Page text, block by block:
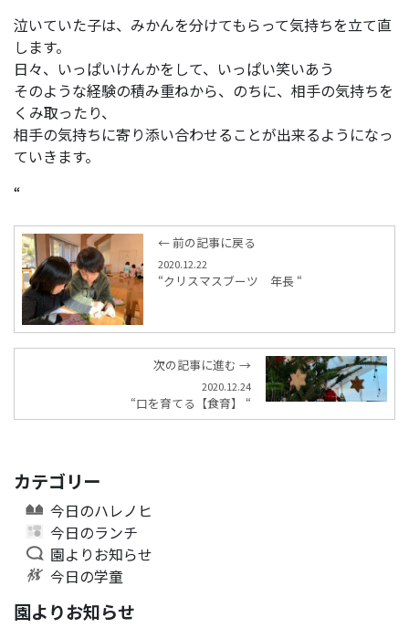
泣いていた子は、みかんを分けてもらって気持ちを立て直
します。
日々、いっぱいけんかをして、いっぱい笑いあう
そのような経験の積み重ねから、のちに、相手の気持ちを
くみ取ったり、
相手の気持ちに寄り添い合わせることが出来るようになっ
ていきます。
“
← 前の記事に戻る
2020.12.22
“クリスマスブーツ 年長 “
次の記事に進む →
2020.12.24
“口を育てる【食育】 “
カテゴリー
今日のハレノヒ
今日のランチ
園よりお知らせ
今日の学童
園よりお知らせ